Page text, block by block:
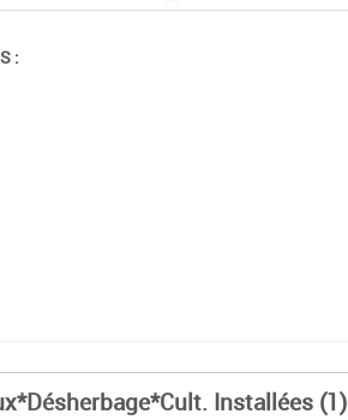
:
Installées (1)